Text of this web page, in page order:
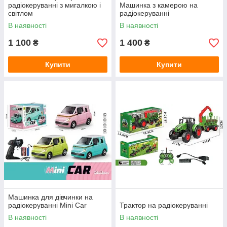
радіокеруванні з мигалкою і
світлом
В наявності
1 100 ₴
Купити
Машинка з камерою на
радіокеруванні
В наявності
1 400 ₴
Купити
Машинка для дівчинки на
радіокеруванні Mini Car
В наявності
Трактор на радіокеруванні
В наявності